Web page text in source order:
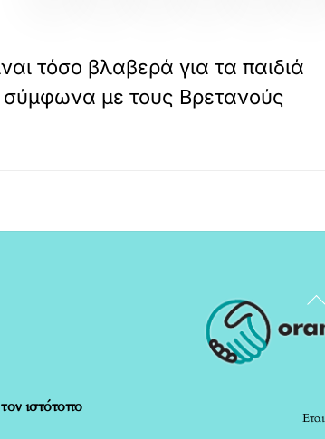
τόσο βλαβερά για τα παιδιά
σύμφωνα με τους Βρετανούς
ιστότοπο